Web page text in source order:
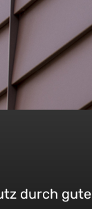
durch gute